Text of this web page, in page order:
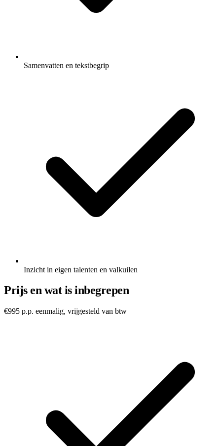
Samenvatten en tekstbegrip
Inzicht in eigen talenten en valkuilen
Prijs en wat is inbegrepen
€995 p.p. eenmalig, vrijgesteld van btw